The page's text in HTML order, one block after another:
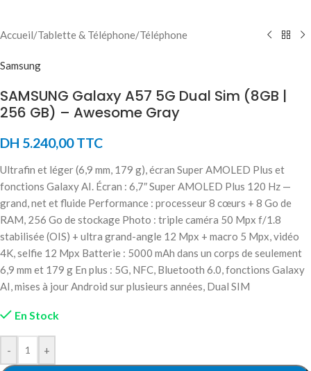
Accueil/Tablette & Téléphone/Téléphone
Samsung
SAMSUNG Galaxy A57 5G Dual Sim (8GB |
256 GB) – Awesome Gray
DH 5.240,00TTC
Ultrafin et léger (6,9 mm, 179 g), écran Super AMOLED Plus et
fonctions Galaxy AI. Écran : 6,7″ Super AMOLED Plus 120 Hz —
grand, net et fluide Performance : processeur 8 cœurs + 8 Go de
RAM, 256 Go de stockage Photo : triple caméra 50 Mpx f/1.8
stabilisée (OIS) + ultra grand-angle 12 Mpx + macro 5 Mpx, vidéo
4K, selfie 12 Mpx Batterie : 5000 mAh dans un corps de seulement
6,9 mm et 179 g En plus : 5G, NFC, Bluetooth 6.0, fonctions Galaxy
AI, mises à jour Android sur plusieurs années, Dual SIM
En Stock
- +